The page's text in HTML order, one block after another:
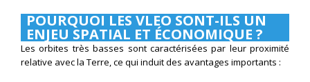
POURQUOI LES VLEO SONT-ILS UN
ENJEU SPATIAL ET ÉCONOMIQUE ?
Les orbites très basses sont caractérisées par leur proximité
relative avec la Terre, ce qui induit des avantages importants :